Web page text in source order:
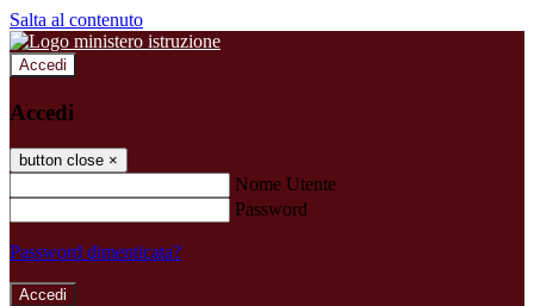
Salta al contenuto
Accedi
Accedi
button close ×
Nome Utente
Password
Password dimenticata?